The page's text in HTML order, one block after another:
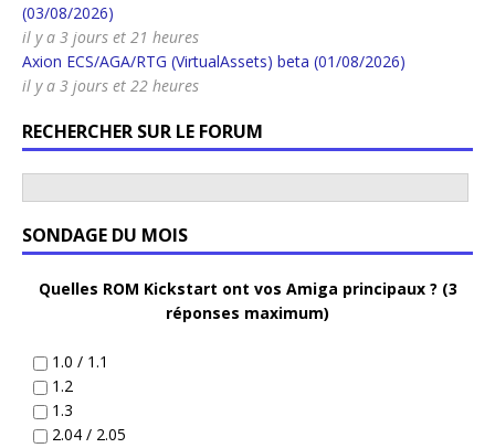
(03/08/2026)
il y a 3 jours et 21 heures
Axion ECS/AGA/RTG (VirtualAssets) beta (01/08/2026)
il y a 3 jours et 22 heures
RECHERCHER SUR LE FORUM
SONDAGE DU MOIS
Quelles ROM Kickstart ont vos Amiga principaux ? (3
réponses maximum)
1.0 / 1.1
1.2
1.3
2.04 / 2.05